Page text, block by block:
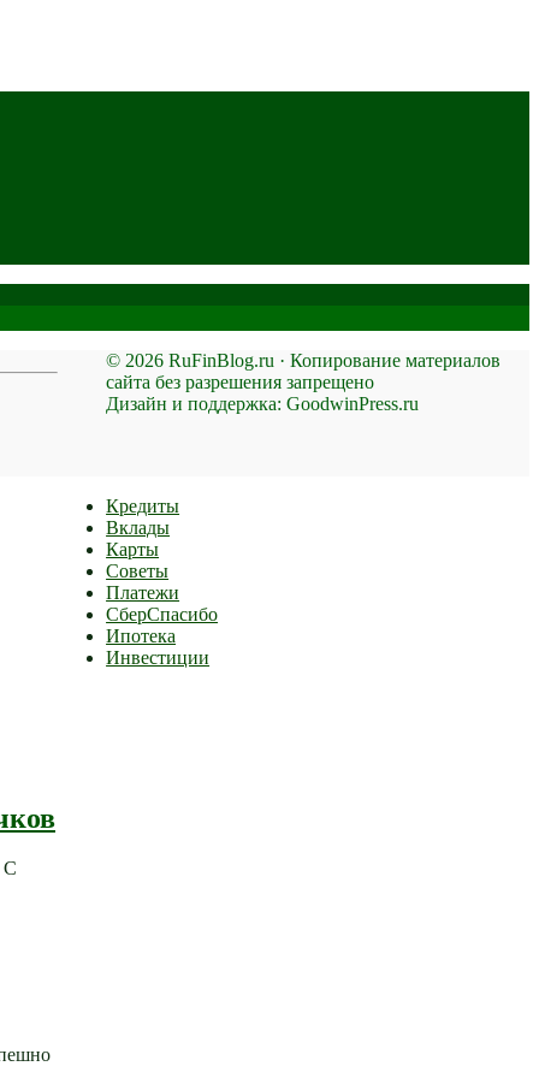
С
© 2026 RuFinBlog.ru · Копирование материалов
сайта без разрешения запрещено
Дизайн и поддержка: GoodwinPress.ru
Кредиты
Вклады
Карты
Советы
Платежи
СберСпасибо
Ипотека
Инвестиции